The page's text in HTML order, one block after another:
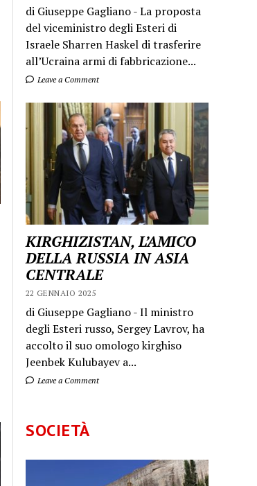
di Giuseppe Gagliano - La proposta
del viceministro degli Esteri di
Israele Sharren Haskel di trasferire
all’Ucraina armi di fabbricazione...
Leave a Comment
KIRGHIZISTAN, L’AMICO
DELLA RUSSIA IN ASIA
CENTRALE
22 GENNAIO 2025
di Giuseppe Gagliano - Il ministro
degli Esteri russo, Sergey Lavrov, ha
accolto il suo omologo kirghiso
Jeenbek Kulubayev a...
Leave a Comment
SOCIETÀ